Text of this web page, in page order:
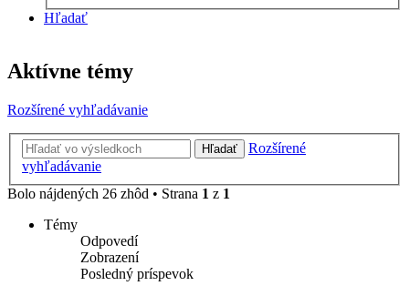
Hľadať
Aktívne témy
Rozšírené vyhľadávanie
Hľadať
Rozšírené
vyhľadávanie
Bolo nájdených 26 zhôd • Strana 1 z 1
Témy
Odpovedí
Zobrazení
Posledný príspevok